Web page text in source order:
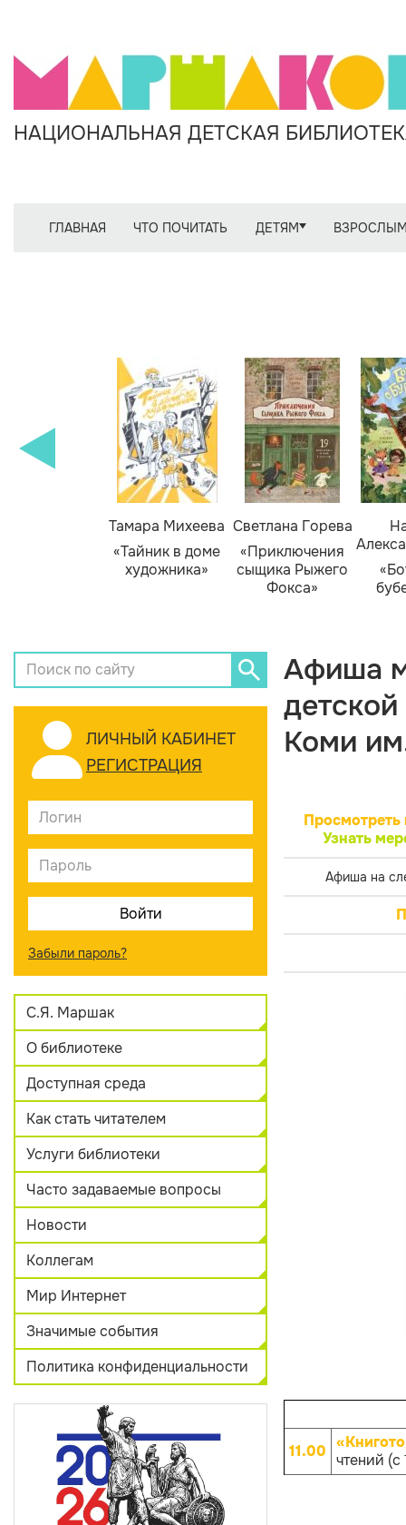
НАЦИОНАЛЬНАЯ ДЕТСКАЯ
ГЛАВНАЯ ЧТО ПОЧИТАТЬ ДЕТЯМ
Тамара Михеева
«Тайник в доме
художника»
Светлана Горева
«Приключения
сыщика Рыжего
Фокса»
ЛИЧНЫЙ КАБИНЕТ
РЕГИСТРАЦИЯ
Забыли пароль?
С.Я. Маршак
О библиотеке
Доступная среда
Как стать читателем
Услуги библиотеки
Часто задаваемые вопросы
Новости
Коллегам
Мир Интернет
Значимые события
Политика конфиденциальности
Афиша
Коми
Просмотреть
Узнать
Афиша на
11.00 чтений (с